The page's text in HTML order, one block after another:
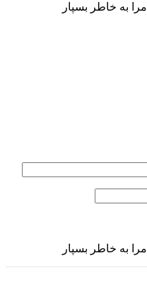
مرا به خاطر بسپار
مرا به خاطر بسپار